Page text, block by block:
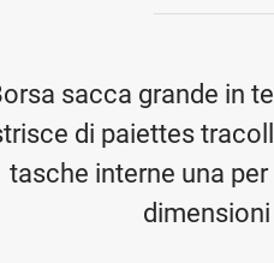
sacca grande in
di paiettes
tasche interne una